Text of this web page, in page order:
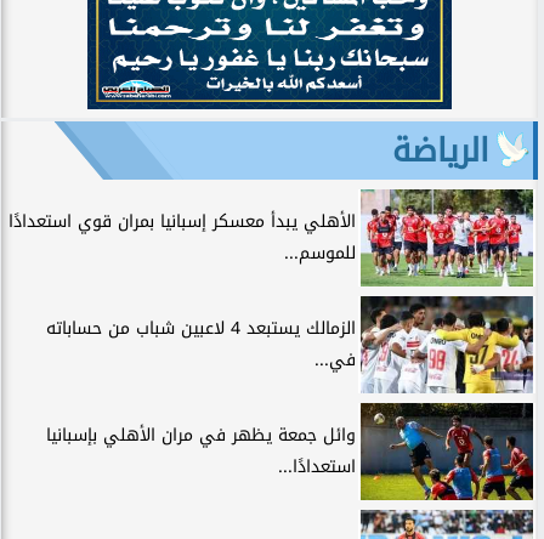
الرياضة
الأهلي يبدأ معسكر إسبانيا بمران قوي استعدادًا
للموسم...
الزمالك يستبعد 4 لاعبين شباب من حساباته
في...
وائل جمعة يظهر في مران الأهلي بإسبانيا
استعدادًا...